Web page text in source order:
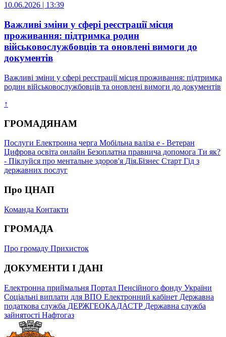
10.06.2026 | 13:39
Важливі зміни у сфері реєстрації місця
проживання: підтримка родин
військовослужбовців та оновлені вимоги до
документів
Важливі зміни у сфері реєстрації місця проживання: підтримка
родин військовослужбовців та оновлені вимоги до документів
↑
ГРОМАДЯНАМ
Послуги Електронна черга Мобільна валіза е - Ветеран
Цифрова освіта онлайн Безоплатна правнича допомога Ти як?
- Піклуйся про ментальне здоров'я Дія.Бізнес Старт Гід з
державних послуг
Про ЦНАП
Команда Контакти
ГРОМАДА
Про громаду Прихисток
ДОКУМЕНТИ І ДАНІ
Електронна приймальня Портал Пенсійного фонду України
Соціальні виплати для ВПО Електронний кабінет Державна
податкова служба ДЕРЖГЕОКАДАСТР Державна служба
зайнятості Нафтогаз